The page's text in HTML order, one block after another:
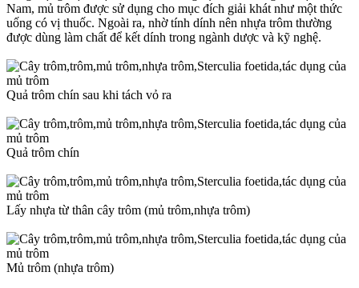
Nam, mủ trôm được sử dụng cho mục đích giải khát như một thức
uống có vị thuốc. Ngoài ra, nhờ tính dính nên nhựa trôm thường
được dùng làm chất để kết dính trong ngành dược và kỹ nghệ.
Quả trôm chín sau khi tách vỏ ra
Quả trôm chín
Lấy nhựa từ thân cây trôm (mủ trôm,nhựa trôm)
Mủ trôm (nhựa trôm)